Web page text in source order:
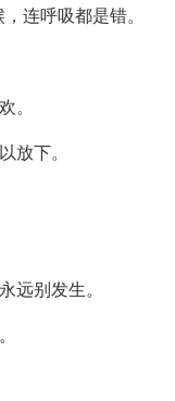
连呼吸都是错。
。
放下。
远别发生。